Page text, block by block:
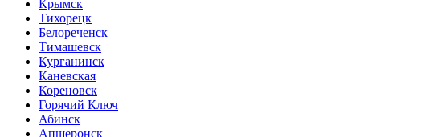
Крымск
Тихорецк
Белореченск
Тимашевск
Курганинск
Каневская
Кореновск
Горячий Ключ
Абинск
Апшеронск